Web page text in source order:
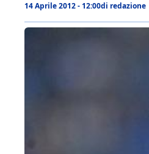
14 Aprile 2012 - 12:00di redazione